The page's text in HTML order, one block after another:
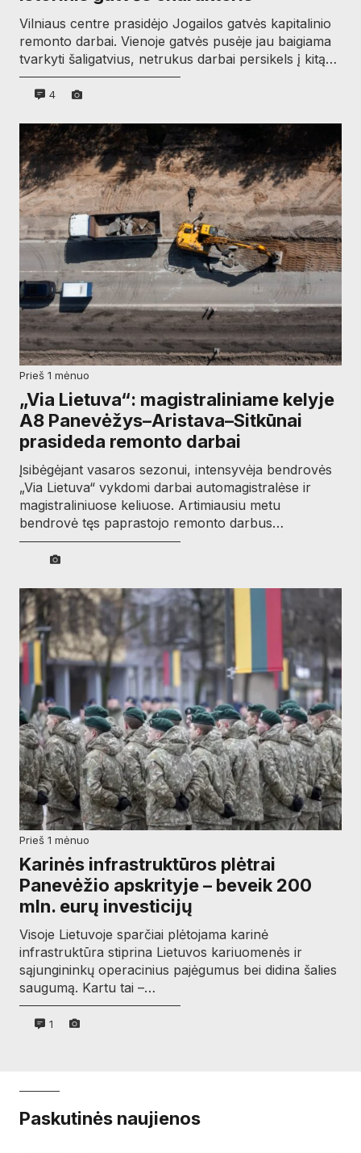
Vilniaus centre prasidėjo Jogailos gatvės kapitalinio
remonto darbai. Vienoje gatvės pusėje jau baigiama
tvarkyti šaligatvius, netrukus darbai persikels į kitą…
4
prieš 1 mėnuo
„Via Lietuva“: magistraliniame kelyje
A8 Panevėžys–Aristava–Sitkūnai
prasideda remonto darbai
Įsibėgėjant vasaros sezonui, intensyvėja bendrovės
„Via Lietuva“ vykdomi darbai automagistralėse ir
magistraliniuose keliuose. Artimiausiu metu
bendrovė tęs paprastojo remonto darbus…
prieš 1 mėnuo
Karinės infrastruktūros plėtrai
Panevėžio apskrityje – beveik 200
mln. eurų investicijų
Visoje Lietuvoje sparčiai plėtojama karinė
infrastruktūra stiprina Lietuvos kariuomenės ir
sąjungininkų operacinius pajėgumus bei didina šalies
saugumą. Kartu tai –…
1
Paskutinės naujienos